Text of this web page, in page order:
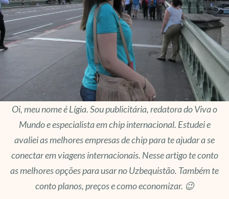
Oi, meu nome é Lígia. Sou publicitária, redatora do Viva o
Mundo e especialista em chip internacional. Estudei e
avaliei as melhores empresas de chip para te ajudar a se
conectar em viagens internacionais. Nesse artigo te conto
as melhores opções para usar no Uzbequistão. Também te
conto planos, preços e como economizar. 😉